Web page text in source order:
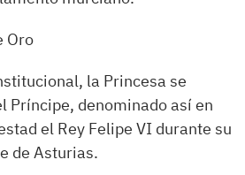
Oro
la Princesa se
Príncipe, denominado así en
el Rey Felipe VI durante su
de Asturias.